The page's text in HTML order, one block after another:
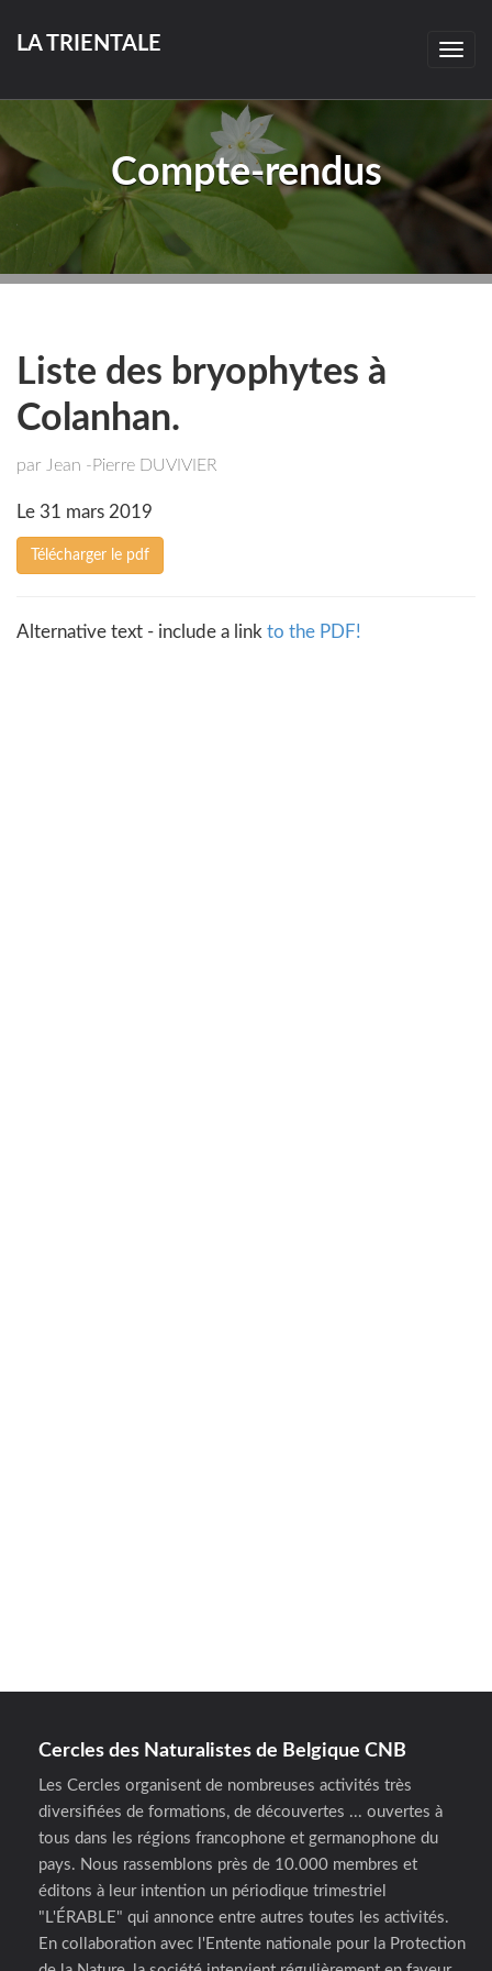
LA TRIENTALE
Compte-rendus
Liste des bryophytes à
Colanhan.
par Jean -Pierre DUVIVIER
Le 31 mars 2019
Télécharger le pdf
Alternative text - include a link to the PDF!
Cercles des Naturalistes de Belgique CNB
Les Cercles organisent de nombreuses activités très
diversifiées de formations, de découvertes ... ouvertes à
tous dans les régions francophone et germanophone du
pays. Nous rassemblons près de 10.000 membres et
éditons à leur intention un périodique trimestriel
"L'ÉRABLE" qui annonce entre autres toutes les activités.
En collaboration avec l'Entente nationale pour la Protection